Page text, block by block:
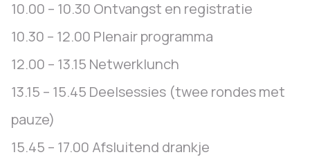
10.00 – 10.30 Ontvangst en registratie
10.30 – 12.00 Plenair programma
12.00 – 13.15 Netwerklunch
13.15 – 15.45 Deelsessies (twee rondes met
pauze)
15.45 – 17.00 Afsluitend drankje